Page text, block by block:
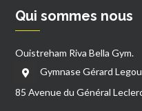
Qui sommes nous
Ouistreham Riva Bella Gym.
Gymnase Gérard
85 Avenue du Général